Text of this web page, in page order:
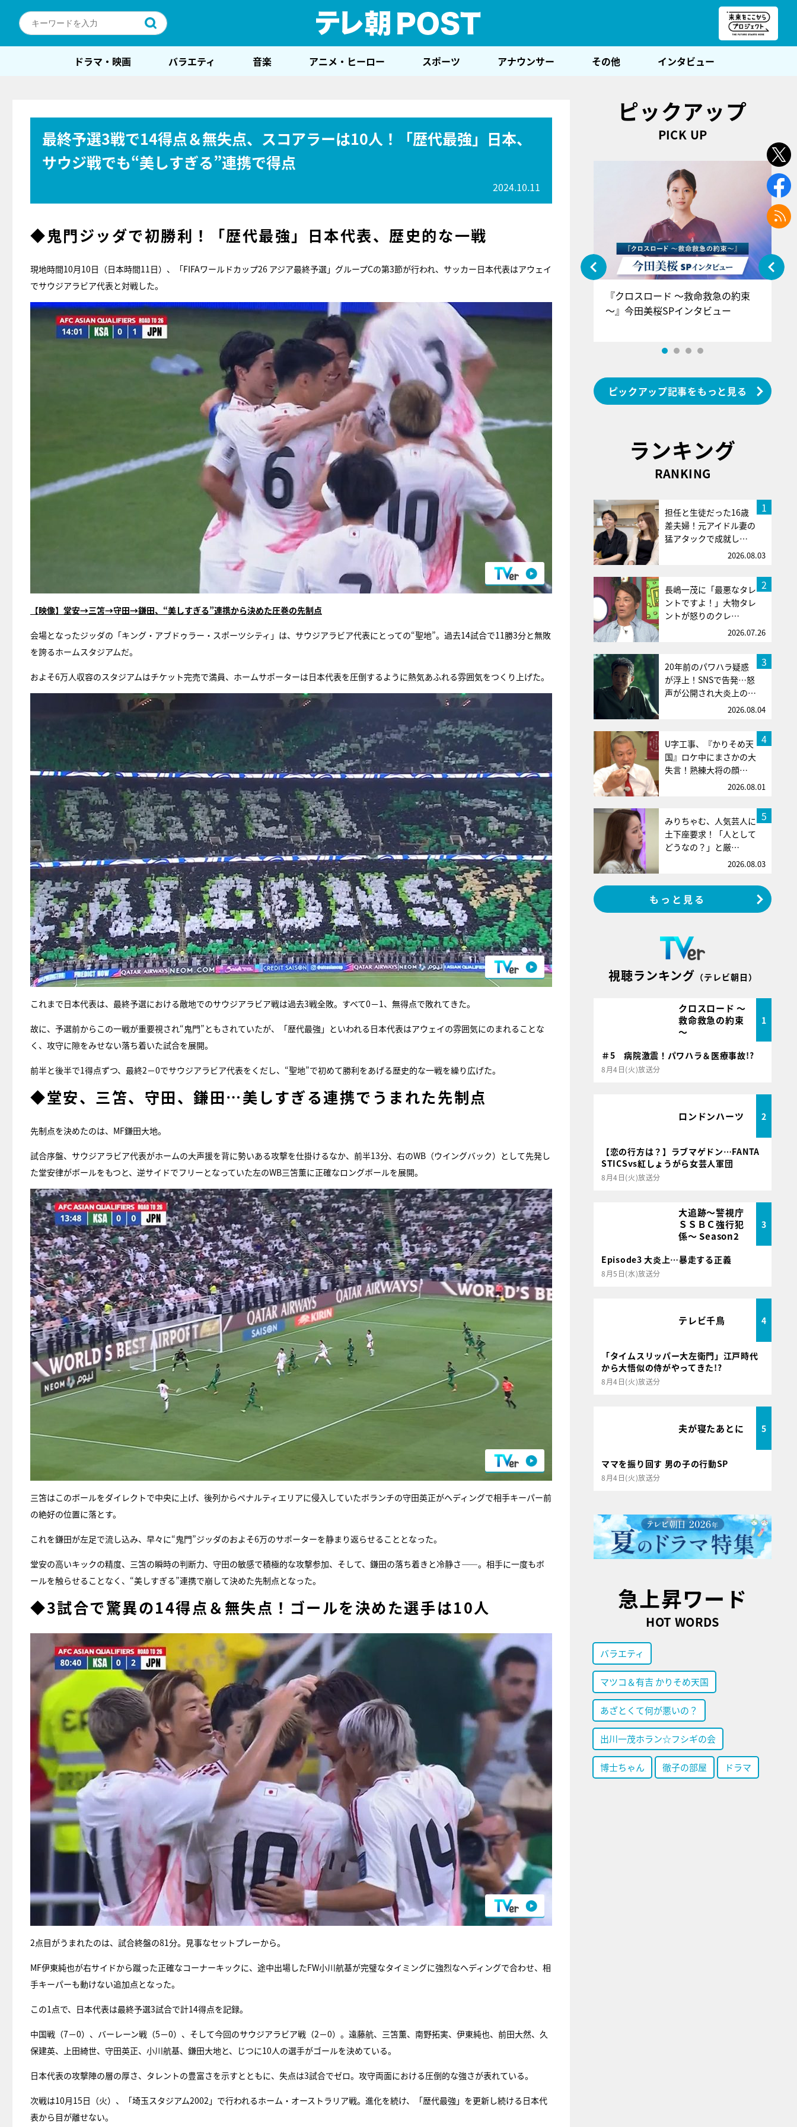
ドラマ・映画 バラエティ 音楽 アニメ・ヒーロー スポーツ アナウンサー その他 インタビュー
最終予選3戦で14得点＆無失点、スコアラーは10人！「歴代最強」日本、
サウジ戦でも“美しすぎる”連携で得点
2024.10.11
◆鬼門ジッダで初勝利！「歴代最強」日本代表、歴史的な一戦
現地時間10月10日（日本時間11日）、「FIFAワールドカップ26 アジア最終予選」グループCの第3節が行われ、サッカー日本代表はアウェイ
でサウジアラビア代表と対戦した。
【映像】堂安→三笘→守田→鎌田、“美しすぎる”連携から決めた圧巻の先制点
会場となったジッダの「キング・アブドゥラー・スポーツシティ」は、サウジアラビア代表にとっての“聖地”。過去14試合で11勝3分と無敗
を誇るホームスタジアムだ。
およそ6万人収容のスタジアムはチケット完売で満員、ホームサポーターは日本代表を圧倒するように熱気あふれる雰囲気をつくり上げた。
これまで日本代表は、最終予選における敵地でのサウジアラビア戦は過去3戦全敗。すべて0－1、無得点で敗れてきた。
故に、予選前からこの一戦が重要視され“鬼門”ともされていたが、「歴代最強」といわれる日本代表はアウェイの雰囲気にのまれることな
く、攻守に隙をみせない落ち着いた試合を展開。
前半と後半で1得点ずつ、最終2－0でサウジアラビア代表をくだし、“聖地”で初めて勝利をあげる歴史的な一戦を繰り広げた。
◆堂安、三笘、守田、鎌田…美しすぎる連携でうまれた先制点
先制点を決めたのは、MF鎌田大地。
試合序盤、サウジアラビア代表がホームの大声援を背に勢いある攻撃を仕掛けるなか、前半13分、右のWB（ウイングバック）として先発し
た堂安律がボールをもつと、逆サイドでフリーとなっていた左のWB三笘薫に正確なロングボールを展開。
三笘はこのボールをダイレクトで中央に上げ、後列からペナルティエリアに侵入していたボランチの守田英正がヘディングで相手キーパー前
の絶好の位置に落とす。
これを鎌田が左足で流し込み、早々に“鬼門”ジッダのおよそ6万のサポーターを静まり返らせることとなった。
堂安の高いキックの精度、三笘の瞬時の判断力、守田の敏感で積極的な攻撃参加、そして、鎌田の落ち着きと冷静さ――。相手に一度もボ
ールを触らせることなく、“美しすぎる”連携で崩して決めた先制点となった。
◆3試合で驚異の14得点＆無失点！ゴールを決めた選手は10人
2点目がうまれたのは、試合終盤の81分。見事なセットプレーから。
MF伊東純也が右サイドから蹴った正確なコーナーキックに、途中出場したFW小川航基が完璧なタイミングに強烈なヘディングで合わせ、相
手キーパーも動けない追加点となった。
この1点で、日本代表は最終予選3試合で計14得点を記録。
中国戦（7－0）、バーレーン戦（5－0）、そして今回のサウジアラビア戦（2－0）。遠藤航、三笘薫、南野拓実、伊東純也、前田大然、久
保建英、上田綺世、守田英正、小川航基、鎌田大地と、じつに10人の選手がゴールを決めている。
日本代表の攻撃陣の層の厚さ、タレントの豊富さを示すとともに、失点は3試合でゼロ。攻守両面における圧倒的な強さが表れている。
次戦は10月15日（火）、「埼玉スタジアム2002」で行われるホーム・オーストラリア戦。進化を続け、「歴代最強」を更新し続ける日本代
表から目が離せない。
ピックアップ
PICK UP
E齋藤樹愛羅＆佐々木舞香SPインタ
ビュー
『クロスロード ～救命救急の約束
～』今田美桜SPインタビュー
ピックアップ記事をもっと見る
ランキング
RANKING
1
担任と生徒だった16歳
差夫婦！元アイドル妻の
猛アタックで成就し…
2026.08.03
2
長嶋一茂に「最悪なタレ
ントですよ！」大物タレ
ントが怒りのクレ…
2026.07.26
3
20年前のパワハラ疑惑
が浮上！SNSで告発…怒
声が公開され大炎上の…
2026.08.04
4
U字工事、『かりそめ天
国』ロケ中にまさかの大
失言！熟練大将の顔…
2026.08.01
5
みりちゃむ、人気芸人に
土下座要求！「人として
どうなの？」と厳…
2026.08.03
もっと見る
視聴ランキング （テレビ朝日）
クロスロード ～
救命救急の約束
～
1
＃5 病院激震！パワハラ＆医療事故!?
8月4日(火)放送分
ロンドンハーツ 2
【恋の行方は？】ラブマゲドン…FANTA
STICSvs紅しょうがら女芸人軍団
8月4日(火)放送分
大追跡～警視庁
ＳＳＢＣ強行犯
係～ Season2
3
Episode3 大炎上…暴走する正義
8月5日(水)放送分
テレビ千鳥 4
「タイムスリッパー大左衛門」江戸時代
から大悟似の侍がやってきた!?
8月4日(火)放送分
夫が寝たあとに 5
ママを振り回す 男の子の行動SP
8月4日(火)放送分
急上昇ワード
HOT WORDS
バラエティ
マツコ＆有吉 かりそめ天国
あざとくて何が悪いの？
出川一茂ホラン☆フシギの会
博士ちゃん 徹子の部屋 ドラマ